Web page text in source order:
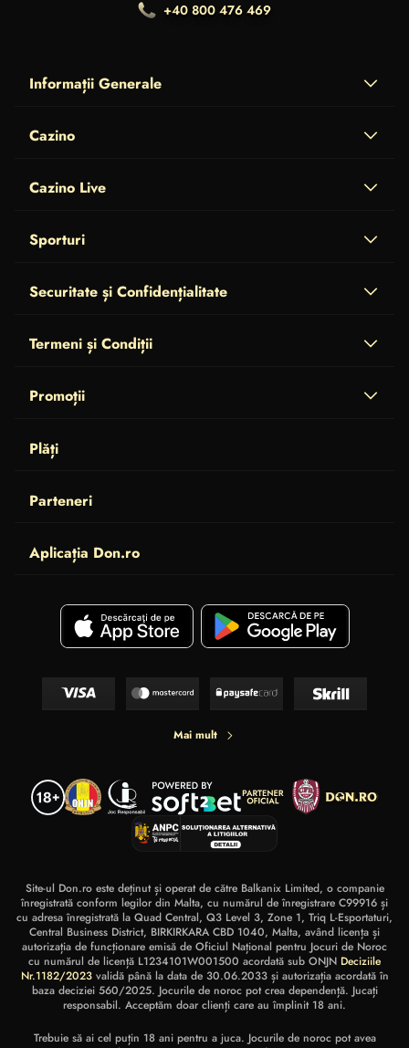
+40 800 476 469
Informații Generale
Cazino
Cazino Live
Sporturi
Securitate și Confidențialitate
Termeni și Condiții
Promoții
Plăți
Parteneri
Aplicația Don.ro
Mai mult
Site-ul Don.ro este deținut și operat de către Balkanix Limited, o companie
înregistrată conform legilor din Malta, cu numărul de înregistrare C99916 și
cu adresa înregistrată la Quad Central, Q3 Level 3, Zone 1, Triq L-Esportaturi,
Central Business District, BIRKIRKARA CBD 1040, Malta, având licența și
autorizația de funcționare emisă de Oficiul Național pentru Jocuri de Noroc
cu numărul de licență L1234101W001500 acordată sub ONJN Deciziile
Nr.1182/2023validă până la data de 30.06.2033 și autorizația acordată în
baza deciziei 560/2025. Jocurile de noroc pot crea dependență. Jucați
responsabil. Acceptăm doar clienți care au împlinit 18 ani.
Trebuie să ai cel puțin 18 ani pentru a juca. Jocurile de noroc pot avea